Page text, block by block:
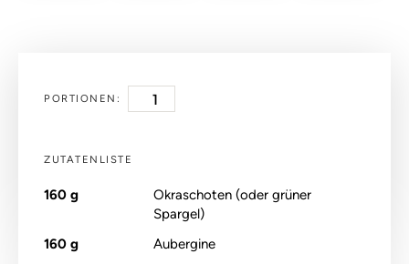
PORTIONEN:
ZUTATENLISTE
160 g
Okraschoten (oder grüner
Spargel)
160 g
Aubergine